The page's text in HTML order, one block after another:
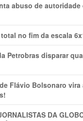
abuso de
no fim da escala
Petrobras disparar
de Flávio Bolsonaro
DA